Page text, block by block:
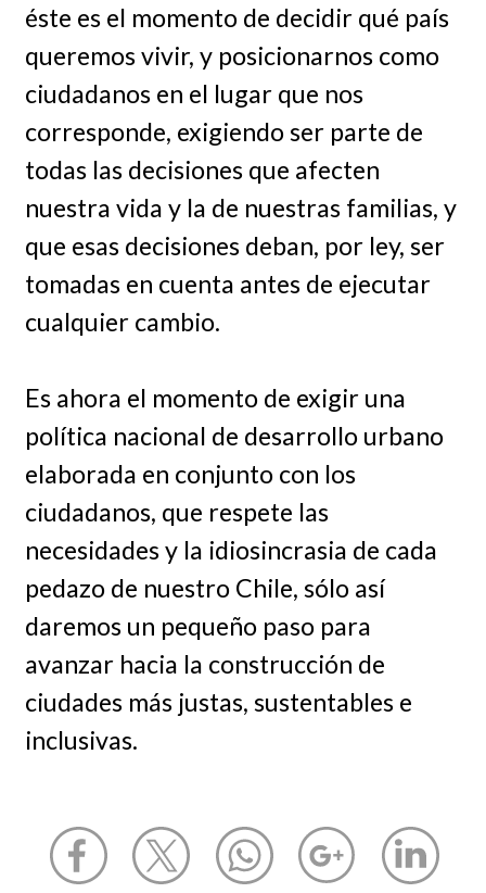
éste es el momento de decidir qué país
queremos vivir, y posicionarnos como
ciudadanos en el lugar que nos
corresponde, exigiendo ser parte de
todas las decisiones que afecten
nuestra vida y la de nuestras familias, y
que esas decisiones deban, por ley, ser
tomadas en cuenta antes de ejecutar
cualquier cambio.
Es ahora el momento de exigir una
política nacional de desarrollo urbano
elaborada en conjunto con los
ciudadanos, que respete las
necesidades y la idiosincrasia de cada
pedazo de nuestro Chile, sólo así
daremos un pequeño paso para
avanzar hacia la construcción de
ciudades más justas, sustentables e
inclusivas.